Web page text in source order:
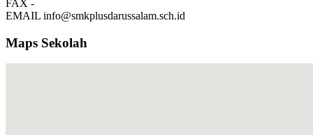
FAX -
EMAIL info@smkplusdarussalam.sch.id
Maps Sekolah